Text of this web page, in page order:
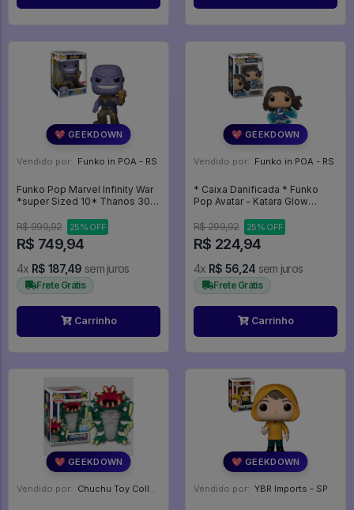
💖 GEEKDOWN
Vendido por: Funko in POA - RS
Funko Pop Marvel Infinity War
*super Sized 10* Thanos 308
R$ 999,92
25% OFF
R$ 749,94
4x R$ 187,49 sem juros
Frete Grátis
Carrinho
💖 GEEKDOWN
Vendido por: Funko in POA - RS
* Caixa Danificada * Funko
Pop Avatar - Katara Glow
R$ 299,92 25% OFF
R$ 224,94
4x R$ 56,24 sem juros
Frete Grátis
Carrinho
💖 GEEKDOWN
Vendido por: Chuchu Toy Collection - SP
💖 GEEKDOWN
Vendido por: YBR Imports - SP